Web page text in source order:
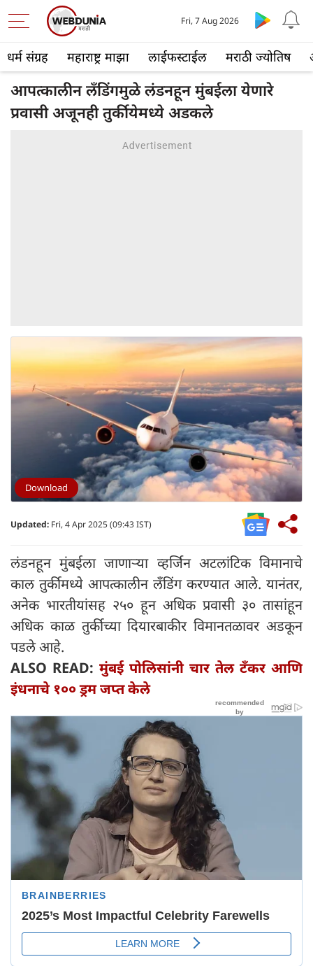
धर्म संग्रह महाराष्ट्र माझा लाईफस्टाईल मराठी ज्योतिष
Fri, 7 Aug 2026
आपत्कालीन लँडिंगमुळे लंडनहून मुंबईला येणारे
प्रवासी अजूनही तुर्कीयेमध्ये अडकले
Download
Updated: Fri, 4 Apr 2025 (09:43 IST)
लंडनहून मुंबईला जाणाऱ्या व्हर्जिन अटलांटिक विमानाचे
काल तुर्कीमध्ये आपत्कालीन लँडिंग करण्यात आले. यानंतर,
अनेक भारतीयांसह २५० हून अधिक प्रवासी ३० तासांहून
अधिक काळ तुर्कीच्या दियारबाकीर विमानतळावर अडकून
पडले आहे.
ALSO READ: मुंबई पोलिसांनी चार तेल टँकर आणि
इंधनाचे १०० ड्रम जप्त केले